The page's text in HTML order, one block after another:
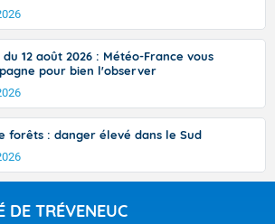
du 12 août 2026 : Météo-France vous
pour bien l'observer
forêts : danger élevé dans le Sud
DE TRÉVENEUC